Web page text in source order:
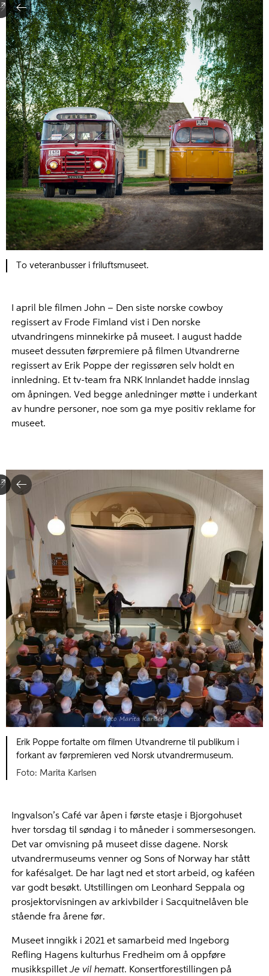
To veteranbusser i friluftsmuseet.
I april ble filmen John – Den siste norske cowboy
regissert av Frode Fimland vist i Den norske
utvandringens minnekirke på museet. I august hadde
museet dessuten førpremiere på filmen Utvandrerne
regissert av Erik Poppe der regissøren selv holdt en
innledning. Et tv-team fra NRK Innlandet hadde innslag
om åpningen. Ved begge anledninger møtte i underkant
av hundre personer, noe som ga mye positiv reklame for
museet.
Erik Poppe fortalte om filmen Utvandrerne til publikum i
forkant av førpremieren ved Norsk utvandrermuseum.
Marita Karlsen
Ingvalson’s Café var åpen i første etasje i Bjorgohuset
hver torsdag til søndag i to måneder i sommersesongen.
Det var omvisning på museet disse dagene. Norsk
utvandrermuseums venner og Sons of Norway har stått
for kafésalget. De har lagt ned et stort arbeid, og kaféen
var godt besøkt. Utstillingen om Leonhard Seppala og
prosjektorvisningen av arkivbilder i Sacquitnelåven ble
stående fra årene før.
Museet inngikk i 2021 et samarbeid med Ingeborg
Refling Hagens kulturhus Fredheim om å oppføre
musikkspilletJe vil hematt. Konsertforestillingen på